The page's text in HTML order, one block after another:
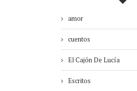
amor
cuentos
El Cajón De Lucía
Escritos